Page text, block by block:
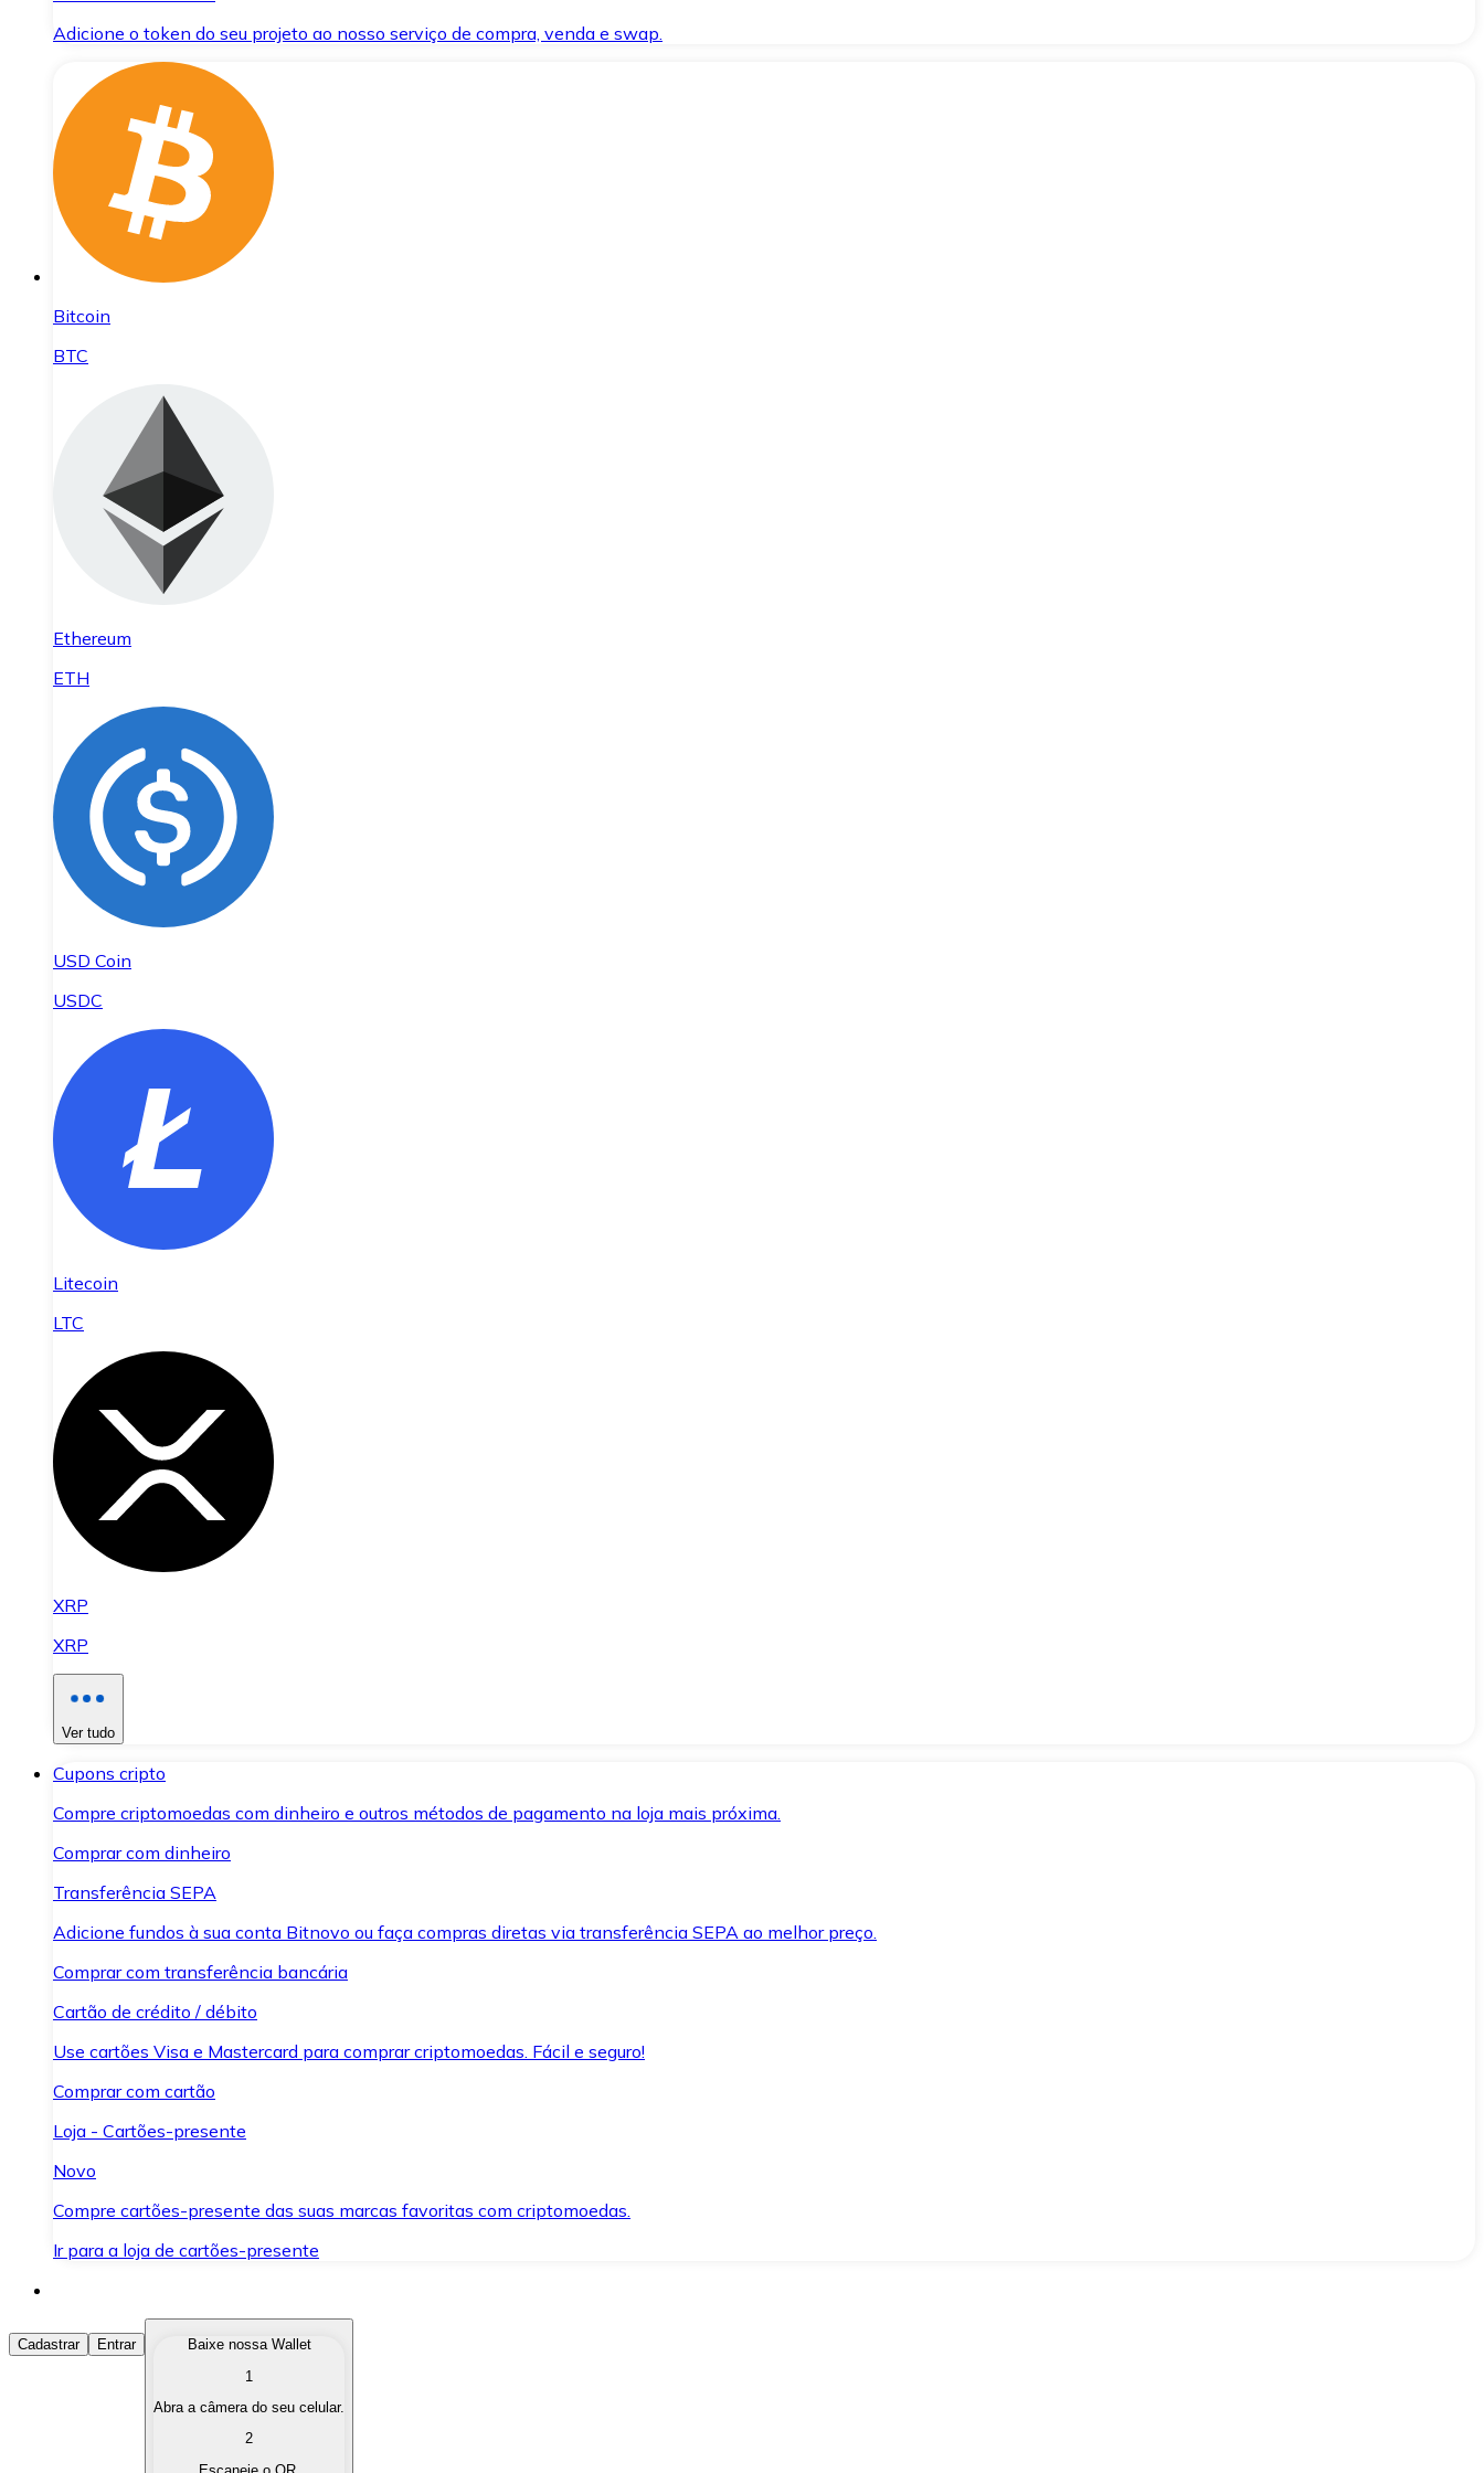
Adicione o token do seu projeto ao nosso serviço de compra, venda e swap.
Bitcoin
BTC
Ethereum
ETH
USD Coin
USDC
Litecoin
LTC
XRP
XRP
Ver tudo
Cupons cripto
Compre criptomoedas com dinheiro e outros métodos de pagamento na loja mais próxima.
Comprar com dinheiro
Transferência SEPA
Adicione fundos à sua conta Bitnovo ou faça compras diretas via transferência SEPA ao melhor preço.
Comprar com transferência bancária
Cartão de crédito / débito
Use cartões Visa e Mastercard para comprar criptomoedas. Fácil e seguro!
Comprar com cartão
Loja - Cartões-presente
Novo
Compre cartões-presente das suas marcas favoritas com criptomoedas.
Ir para a loja de cartões-presente
Comprar Criptomoedas
Compre as criptomoedas de seu interesse de forma rápida e segura.
Converta suas criptomoedas em moeda fiduciária quando precisar.
Cadastrar Entrar
Baixe nossa Wallet
1
Abra a câmera do seu celular.
2